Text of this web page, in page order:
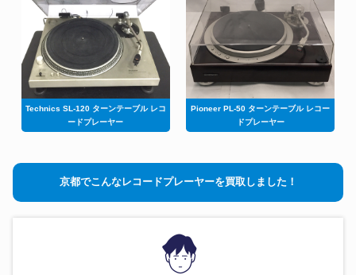
Technics SL-120 ターンテーブル レコ
ードプレーヤー
Pioneer PL-50 ターンテーブル レコー
ドプレーヤー
京都でこんなレコードプレーヤーを買取しました！